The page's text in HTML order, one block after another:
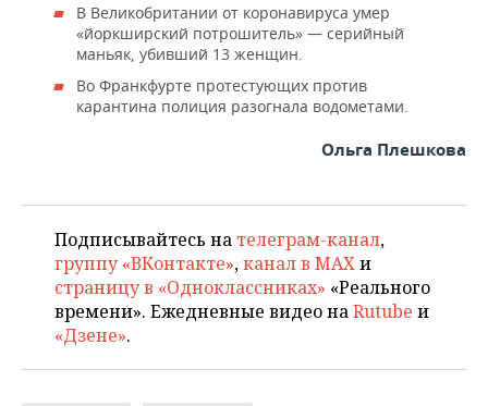
В Великобритании от коронавируса умер
«йоркширский потрошитель» — серийный
маньяк, убивший 13 женщин.
Во Франкфурте протестующих против
карантина полиция разогнала водометами.
Ольга Плешкова
Подписывайтесь на телеграм-канал,
группу «ВКонтакте»,канал в MAXи
страницу в «Одноклассниках» «Реального
времени». Ежедневные видео наRutube и
«Дзене».